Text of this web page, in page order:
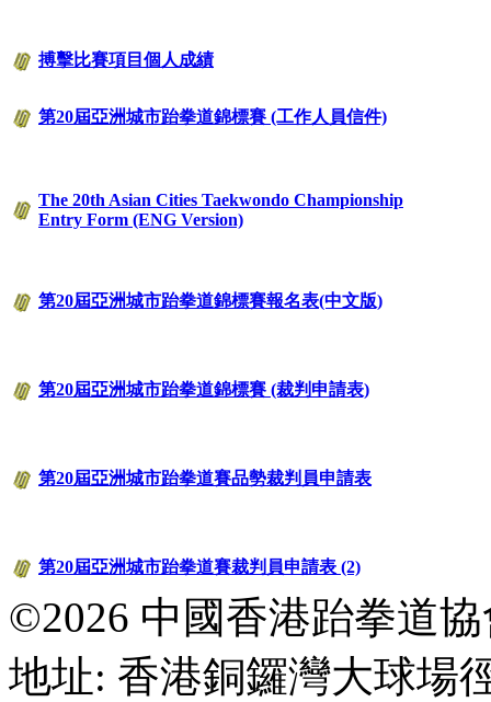
搏擊比賽項目個人成績
第20屆亞洲城市跆拳道錦標賽 (工作人員信件)
The 20th Asian Cities Taekwondo Championship
Entry Form (ENG Version)
第20屆亞洲城市跆拳道錦標賽報名表(中文版)
第20屆亞洲城市跆拳道錦標賽 (裁判申請表)
第20屆亞洲城市跆拳道賽品勢裁判員申請表
第20屆亞洲城市跆拳道賽裁判員申請表 (2)
©2026 中國香港跆拳道
地址: 香港銅鑼灣大球場